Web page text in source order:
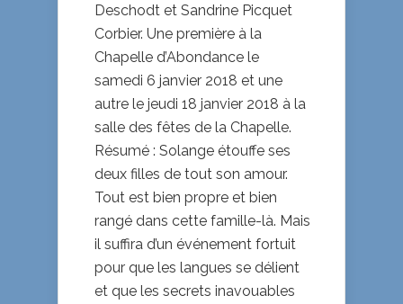
Deschodt et Sandrine Picquet
Corbier. Une première à la
Chapelle d’Abondance le
samedi 6 janvier 2018 et une
autre le jeudi 18 janvier 2018 à la
salle des fêtes de la Chapelle.
Résumé : Solange étouffe ses
deux filles de tout son amour.
Tout est bien propre et bien
rangé dans cette famille-là. Mais
il suffira d’un événement fortuit
pour que les langues se délient
et que les secrets inavouables